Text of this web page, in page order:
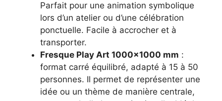
Parfait pour une animation symbolique
lors d’un atelier ou d’une célébration
ponctuelle. Facile à accrocher et à
transporter.
Fresque Play Art 1000×1000 mm :
format carré équilibré, adapté à 15 à 50
personnes. Il permet de représenter une
idée ou un thème de manière centrale,